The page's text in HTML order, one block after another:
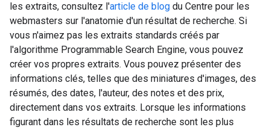
les extraits, consultez l'article de blog du Centre pour les
webmasters sur l'anatomie d'un résultat de recherche. Si
vous n'aimez pas les extraits standards créés par
l'algorithme Programmable Search Engine, vous pouvez
créer vos propres extraits. Vous pouvez présenter des
informations clés, telles que des miniatures d'images, des
résumés, des dates, l'auteur, des notes et des prix,
directement dans vos extraits. Lorsque les informations
figurant dans les résultats de recherche sont les plus